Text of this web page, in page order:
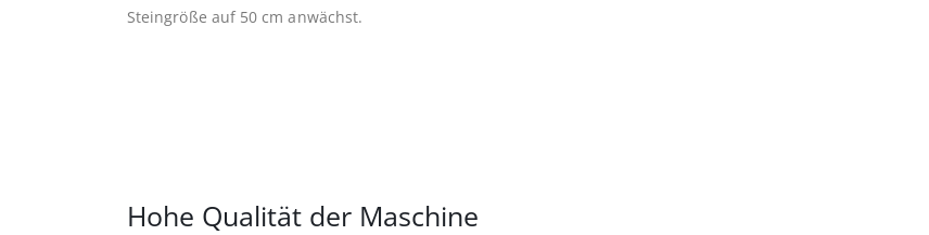
Steingröße auf 50 cm anwächst.
Hohe Qualität der Maschine